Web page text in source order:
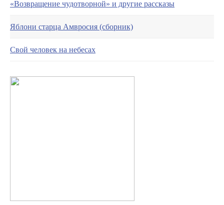
«Возвращение чудотворной» и другие рассказы
Яблони старца Амвросия (сборник)
Свой человек на небесах